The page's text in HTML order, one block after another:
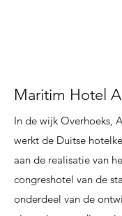
Maritim Hotel
In de wijk Overhoeks,
werkt de Duitse
aan de realisatie van
congreshotel van de
onderdeel van de